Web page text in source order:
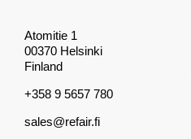
Atomitie 1
00370 Helsinki
Finland
+358 9 5657 780
sales@refair.fi